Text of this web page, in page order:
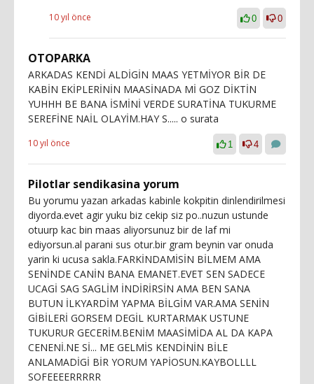
10 yıl önce 0 0
OTOPARKA
ARKADAS KENDİ ALDİGİN MAAS YETMİYOR BİR DE
KABİN EKİPLERİNİN MAASİNADA Mİ GOZ DİKTİN
YUHHH BE BANA İSMİNİ VERDE SURATİNA TUKURME
SEREFİNE NAİL OLAYİM.HAY S..... o surata
10 yıl önce 1 4
Pilotlar sendikasina yorum
Bu yorumu yazan arkadas kabinle kokpitin dinlendirilmesi
diyorda.evet agir yuku biz cekip siz po..nuzun ustunde
otuurp kac bin maas aliyorsunuz bir de laf mi
ediyorsun.al parani sus otur.bir gram beynin var onuda
yarin ki ucusa sakla.FARKİNDAMİSİN BİLMEM AMA
SENİNDE CANİN BANA EMANET.EVET SEN SADECE
UCAGİ SAG SAGLİM İNDİRİRSİN AMA BEN SANA
BUTUN İLKYARDİM YAPMA BİLGİM VAR.AMA SENİN
GİBİLERİ GORSEM DEGİL KURTARMAK USTUNE
TUKURUR GECERİM.BENİM MAASİMİDA AL DA KAPA
CENENİ.NE Sİ... ME GELMİS KENDİNİN BİLE
ANLAMADİGİ BİR YORUM YAPİOSUN.KAYBOLLLL
SOFEEEERRRRR